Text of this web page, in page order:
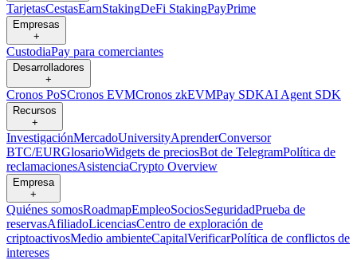
TarjetasCestasEarnStakingDeFi StakingPayPrime
Empresas
+
CustodiaPay para comerciantes
Desarrolladores
+
Cronos PoSCronos EVMCronos zkEVMPay SDKAI Agent SDK
Recursos
+
InvestigaciónMercadoUniversityAprenderConversor
BTC/EURGlosarioWidgets de preciosBot de TelegramPolítica de
reclamacionesAsistenciaCrypto Overview
Empresa
+
Quiénes somosRoadmapEmpleoSociosSeguridadPrueba de
reservasAfiliadoLicenciasCentro de exploración de
criptoactivosMedio ambienteCapitalVerificarPolítica de conflictos de
intereses